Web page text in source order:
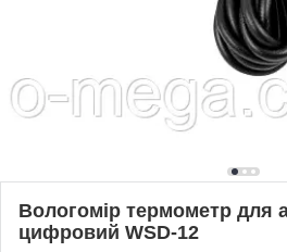
Вологомір термометр для
цифровий WSD-12